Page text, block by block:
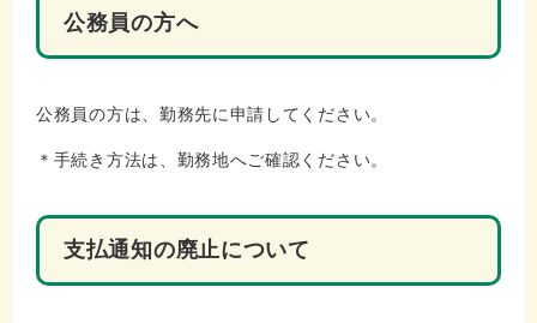
公務員の方へ
公務員の方は、勤務先に申請してください。
＊手続き方法は、勤務地へご確認ください。
支払通知の廃止について